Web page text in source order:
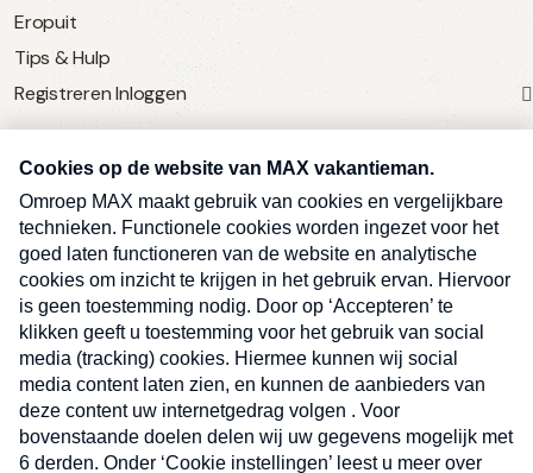
Eropuit
Tips & Hulp
Registreren Inloggen
SERVICE
Over Omroep MAX
MAX Vandaag
MAX Meldpunt
Pers
Contact
Algemene voorwaarden
Privacyverklaring
Kwetsbaarheid melden
Ben je benieuwd naar meer
vakantienieuws- en tips?